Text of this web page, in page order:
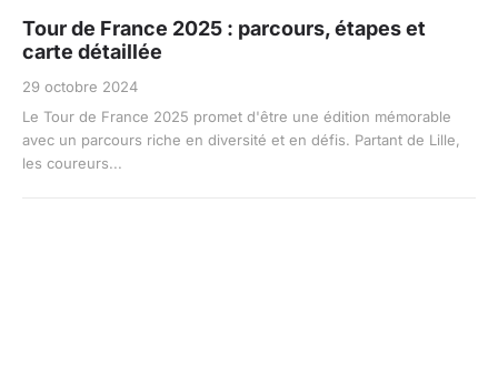
Tour de France 2025 : parcours, étapes et
carte détaillée
29 octobre 2024
Le Tour de France 2025 promet d'être une édition mémorable
avec un parcours riche en diversité et en défis. Partant de Lille,
les coureurs...